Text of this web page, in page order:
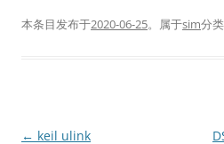
本条目发布于2020-06-25。属于sim分类
文
← keil ulink